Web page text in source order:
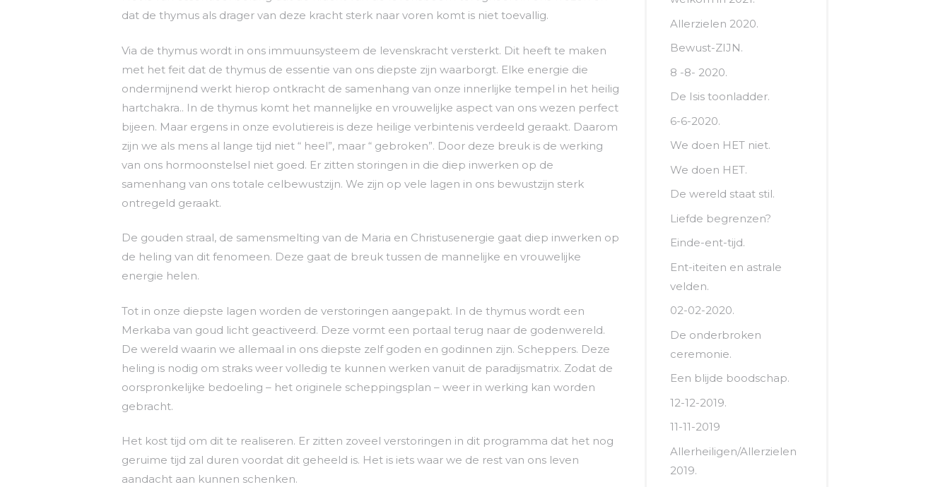
dat de thymus als drager van deze kracht sterk naar voren komt is niet toevallig.
Via de thymus wordt in ons immuunsysteem de levenskracht versterkt. Dit heeft te maken
met het feit dat de thymus de essentie van ons diepste zijn waarborgt. Elke energie die
ondermijnend werkt hierop ontkracht de samenhang van onze innerlijke tempel in het heilig
hartchakra.. In de thymus komt het mannelijke en vrouwelijke aspect van ons wezen perfect
bijeen. Maar ergens in onze evolutiereis is deze heilige verbintenis verdeeld geraakt. Daarom
zijn we als mens al lange tijd niet “ heel”, maar “ gebroken”. Door deze breuk is de werking
van ons hormoonstelsel niet goed. Er zitten storingen in die diep inwerken op de
samenhang van ons totale celbewustzijn. We zijn op vele lagen in ons bewustzijn sterk
ontregeld geraakt.
De gouden straal, de samensmelting van de Maria en Christusenergie gaat diep inwerken op
de heling van dit fenomeen. Deze gaat de breuk tussen de mannelijke en vrouwelijke
energie helen.
Tot in onze diepste lagen worden de verstoringen aangepakt. In de thymus wordt een
Merkaba van goud licht geactiveerd. Deze vormt een portaal terug naar de godenwereld.
De wereld waarin we allemaal in ons diepste zelf goden en godinnen zijn. Scheppers. Deze
heling is nodig om straks weer volledig te kunnen werken vanuit de paradijsmatrix. Zodat de
oorspronkelijke bedoeling – het originele scheppingsplan – weer in werking kan worden
gebracht.
Het kost tijd om dit te realiseren. Er zitten zoveel verstoringen in dit programma dat het nog
geruime tijd zal duren voordat dit geheeld is. Het is iets waar we de rest van ons leven
aandacht aan kunnen schenken.
Allerzielen 2020.
Bewust-ZIJN.
8 -8- 2020.
De Isis toonladder.
6-6-2020.
We doen HET niet.
We doen HET.
De wereld staat stil.
Liefde begrenzen?
Einde-ent-tijd.
Ent-iteiten en astrale
velden.
02-02-2020.
De onderbroken
ceremonie.
Een blijde boodschap.
12-12-2019.
11-11-2019
Allerheiligen/Allerzielen
2019.